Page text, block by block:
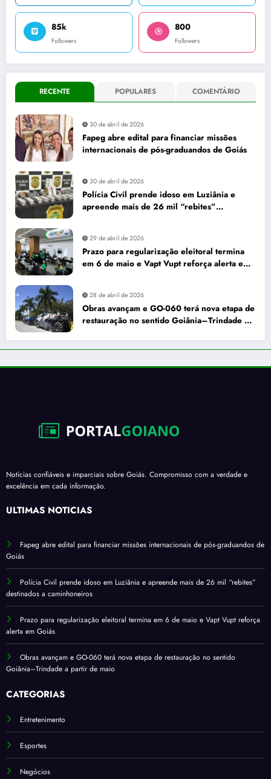
85k
Followers
800
Followers
RECENTE POPULARES COMENTÁRIO
30 de abril de 2026
Fapeg abre edital para financiar missões
internacionais de pós-graduandos de Goiás
30 de abril de 2026
Polícia Civil prende idoso em Luziânia e
apreende mais de 26 mil “rebites”
29 de abril de 2026
Prazo para regularização eleitoral termina
em 6 de maio e Vapt Vupt reforça alerta em
28 de abril de 2026
Obras avançam e GO-060 terá nova etapa de
restauração no sentido Goiânia–Trindade a
Notícias confiáveis e imparciais sobre Goiás. Compromisso com a verdade e
excelência em cada informação.
ÚLTIMAS NOTÍCIAS
Fapeg abre edital para financiar missões internacionais de pós-graduandos de
Goiás
Polícia Civil prende idoso em Luziânia e apreende mais de 26 mil “rebites”
destinados a caminhoneiros
Prazo para regularização eleitoral termina em 6 de maio e Vapt Vupt reforça
alerta em Goiás
Obras avançam e GO-060 terá nova etapa de restauração no sentido
Goiânia–Trindade a partir de maio
CATEGORIAS
Entretenimento
Esportes
Negócios